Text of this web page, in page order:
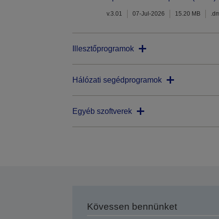
v.3.01 07-Jul-2026 15.20 MB
Illesztőprogramok
Hálózati segédprogramok
Egyéb szoftverek
Kövessen bennünket